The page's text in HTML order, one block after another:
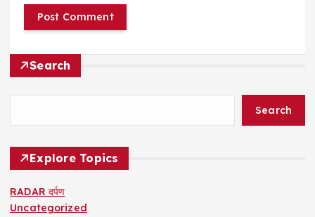
Search
Search
Explore Topics
RADAR दर्पण
Uncategorized